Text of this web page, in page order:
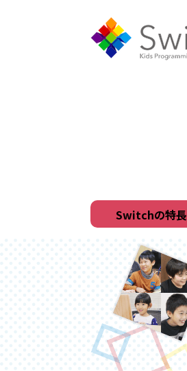
Switchの特長